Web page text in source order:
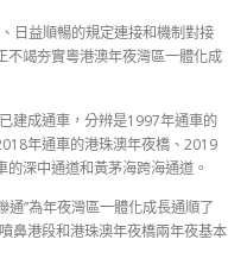
日益順暢的規定連接和機制對接
不竭夯實粵港澳年夜灣區一體化成
建成通車，分辨是1997年通車的
年通車的港珠澳年夜橋、2019
深中通道和黃茅海跨海通道。
通”為年夜灣區一體化成長通順了
鼻港段和港珠澳年夜橋兩年夜基本